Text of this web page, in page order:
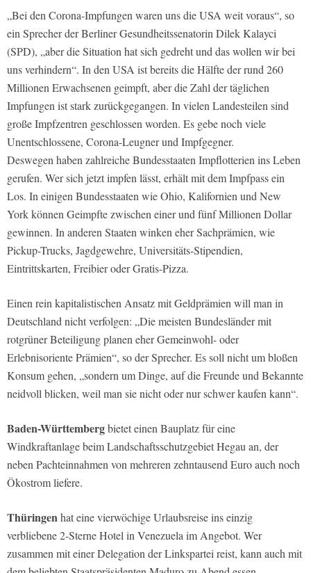
„Bei den Corona-Impfungen waren uns die USA weit voraus“, so
ein Sprecher der Berliner Gesundheitssenatorin Dilek Kalayci
(SPD), „aber die Situation hat sich gedreht und das wollen wir bei
uns verhindern“. In den USA ist bereits die Hälfte der rund 260
Millionen Erwachsenen geimpft, aber die Zahl der täglichen
Impfungen ist stark zurückgegangen. In vielen Landesteilen sind
große Impfzentren geschlossen worden. Es gebe noch viele
Unentschlossene, Corona-Leugner und Impfgegner.
Deswegen haben zahlreiche Bundesstaaten Impflotterien ins Leben
gerufen. Wer sich jetzt impfen lässt, erhält mit dem Impfpass ein
Los. In einigen Bundesstaaten wie Ohio, Kalifornien und New
York können Geimpfte zwischen einer und fünf Millionen Dollar
gewinnen. In anderen Staaten winken eher Sachprämien, wie
Pickup-Trucks, Jagdgewehre, Universitäts-Stipendien,
Eintrittskarten, Freibier oder Gratis-Pizza.
Einen rein kapitalistischen Ansatz mit Geldprämien will man in
Deutschland nicht verfolgen: „Die meisten Bundesländer mit
rotgrüner Beteiligung planen eher Gemeinwohl- oder
Erlebnisoriente Prämien“, so der Sprecher. Es soll nicht um bloßen
Konsum gehen, „sondern um Dinge, auf die Freunde und Bekannte
neidvoll blicken, weil man sie nicht oder nur schwer kaufen kann“.
Baden-Württembergbietet einen Bauplatz für eine
Windkraftanlage beim Landschaftsschutzgebiet Hegau an, der
neben Pachteinnahmen von mehreren zehntausend Euro auch noch
Ökostrom liefere.
Thüringenhat eine vierwöchige Urlaubsreise ins einzig
verbliebene 2-Sterne Hotel in Venezuela im Angebot. Wer
zusammen mit einer Delegation der Linkspartei reist, kann auch mit